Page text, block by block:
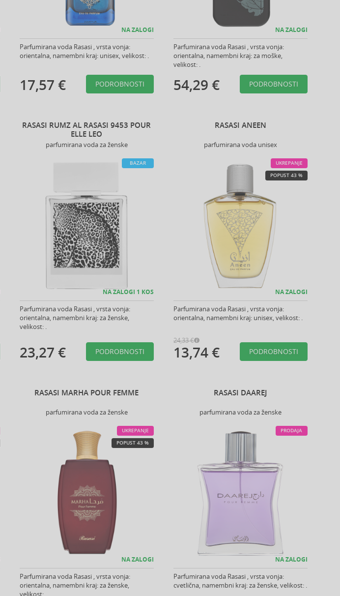
NA ZALOGI
Parfumirana voda Rasasi , vrsta vonja:
orientalna, namembni kraj: unisex, velikost: .
17,57 € PODROBNOSTI
NA ZALOGI
Parfumirana voda Rasasi , vrsta vonja:
orientalna, namembni kraj: za moške,
velikost: .
54,29 € PODROBNOSTI
RASASI RUMZ AL RASASI 9453 POUR
ELLE LEO
parfumirana voda za ženske
BAZAR
NA ZALOGI 1 KOS
Parfumirana voda Rasasi , vrsta vonja:
orientalna, namembni kraj: za ženske,
velikost: .
23,27 € PODROBNOSTI
RASASI ANEEN
parfumirana voda unisex
UKREPANJE
POPUST 43 %
NA ZALOGI
Parfumirana voda Rasasi , vrsta vonja:
orientalna, namembni kraj: unisex, velikost: .
24,33 €
13,74 € PODROBNOSTI
RASASI MARHA POUR FEMME
parfumirana voda za ženske
UKREPANJE
POPUST 43 %
NA ZALOGI
Parfumirana voda Rasasi , vrsta vonja:
orientalna, namembni kraj: za ženske,
velikost: .
RASASI DAAREJ
parfumirana voda za ženske
PRODAJA
NA ZALOGI
Parfumirana voda Rasasi , vrsta vonja:
cvetlična, namembni kraj: za ženske, velikost: .